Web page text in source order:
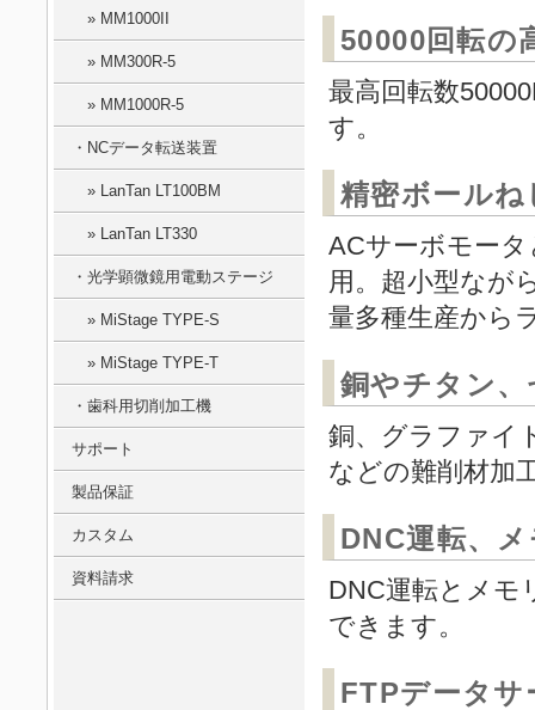
» MM1000II
» MM300R-5
» MM1000R-5
・NCデータ転送装置
» LanTan LT100BM
» LanTan LT330
・光学顕微鏡用電動ステージ
» MiStage TYPE-S
» MiStage TYPE-T
・歯科用切削加工機
サポート
製品保証
カスタム
資料請求
50000回転の
最高回転数
す。
精密ボール
ACサーボモー
用。超小型なが
量多種生産から
銅やチタン
銅、グラファイ
などの難削材加
DNC運転、
DNC運転とメモ
できます。
FTPデータサ